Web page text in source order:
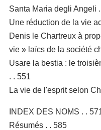
Santa Maria degli Angeli
Une réduction de la vie
Denis le Chartreux à
vie » laïcs de la société
Usare la bestia : le
. . 551
La vie de l'esprit selon
INDEX DES NOMS . .
Résumés . . 585